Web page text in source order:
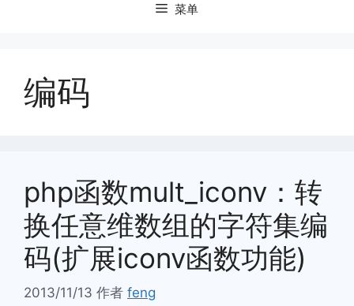
菜单
编码
php函数mult_iconv：转
换任意维数组的字符集编
码(扩展iconv函数功能)
2013/11/13 作者 feng